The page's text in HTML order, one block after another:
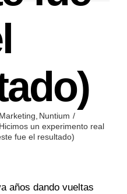
Marketing Nuntium
un experimento real
fue el resultado)
años dando vueltas